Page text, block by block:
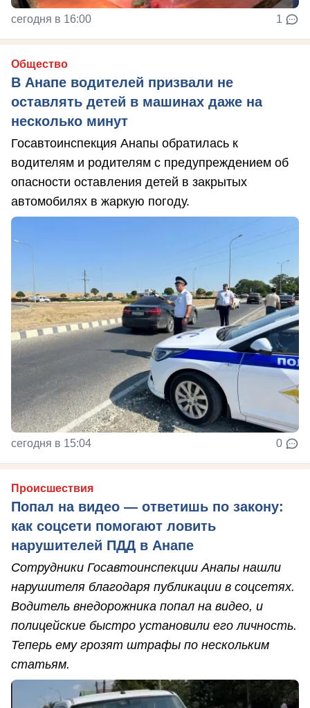
сегодня в 16:00 1
Общество
В Анапе водителей призвали не
оставлять детей в машинах даже на
несколько минут
Госавтоинспекция Анапы обратилась к
водителям и родителям с предупреждением об
опасности оставления детей в закрытых
автомобилях в жаркую погоду.
сегодня в 15:04 0
Происшествия
Попал на видео — ответишь по закону:
как соцсети помогают ловить
нарушителей ПДД в Анапе
Сотрудники Госавтоинспекции Анапы нашли
нарушителя благодаря публикации в соцсетях.
Водитель внедорожника попал на видео, и
полицейские быстро установили его личность.
Теперь ему грозят штрафы по нескольким
статьям.